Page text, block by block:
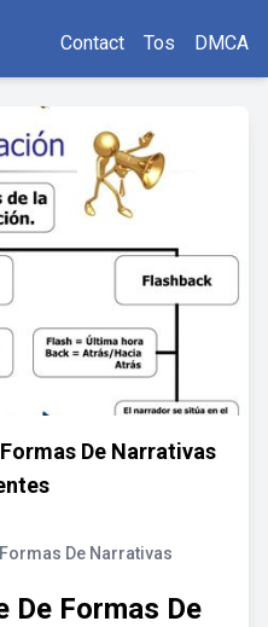
Contact Tos DMCA
De Narrativas
De Narrativas
De Formas De